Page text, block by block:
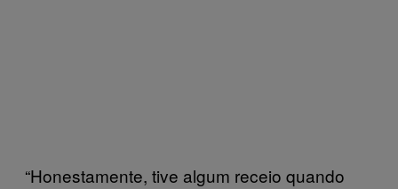
“Honestamente, tive algum receio quando